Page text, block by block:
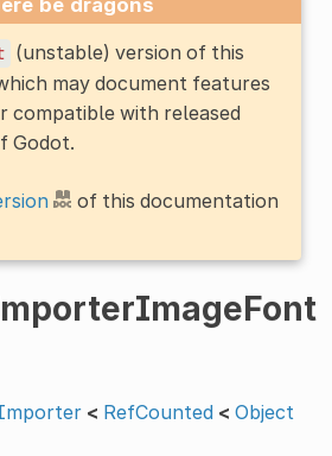
(unstable) version of this
may document features
compatible with released
Godot.
of this documentation
< RefCounted < Object